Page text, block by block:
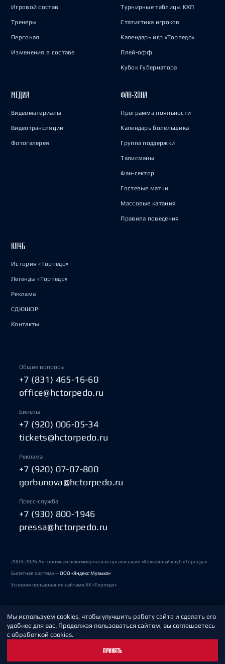
Игровой состав
Тренеры
Персонал
Изменения в составе
Турнирные таблицы КХЛ
Статистика игроков
Календарь игр «Торпедо»
Плей-офф
Кубок Губернатора
МЕДИА
Видеоматериалы
Видеотрансляции
Фотогалерея
ФАН-ЗОНА
Программа лояльности
Календарь болельщика
Группа поддержки
Талисманы
Фан-сектор
Гостевые матчи
Массовые катания
Правила поведения
КЛУБ
История «Торпедо»
Легенды «Торпедо»
Реклама
СДЮШОР
Контакты
Общие вопросы
+7 (831) 465-16-60
office@hctorpedo.ru
Билеты
+7 (920) 006-05-34
tickets@hctorpedo.ru
Реклама
+7 (920) 07-07-800
gorbunova@hctorpedo.ru
Пресс-служба
+7 (930) 800-1946
pressa@hctorpedo.ru
2003-2026 Автономная некоммерческая организация «Хоккейный клуб «Торпедо»
Билетная система —ООО «Яндекс Музыка»
Условия пользования сайтами ХК «Торпедо»
Политика обработки персональных данных
Пользовательское соглашение
Мы используем cookies, чтобы улучшить работу сайта и сделать его
удобнее для вас. Продолжая пользоваться сайтом, вы соглашаетесь
с обработкой cookies.
ПРИНЯТЬ